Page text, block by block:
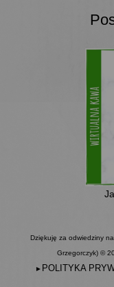
Dziękuję za odwiedziny
Grzegorczyk) ©
► POLITYKA